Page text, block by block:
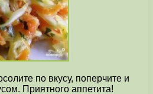
по вкусу, поперчите и
Приятного аппетита!